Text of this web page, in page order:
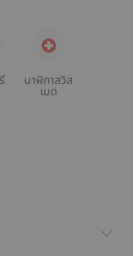
นาฬิกาสวิส
เมด